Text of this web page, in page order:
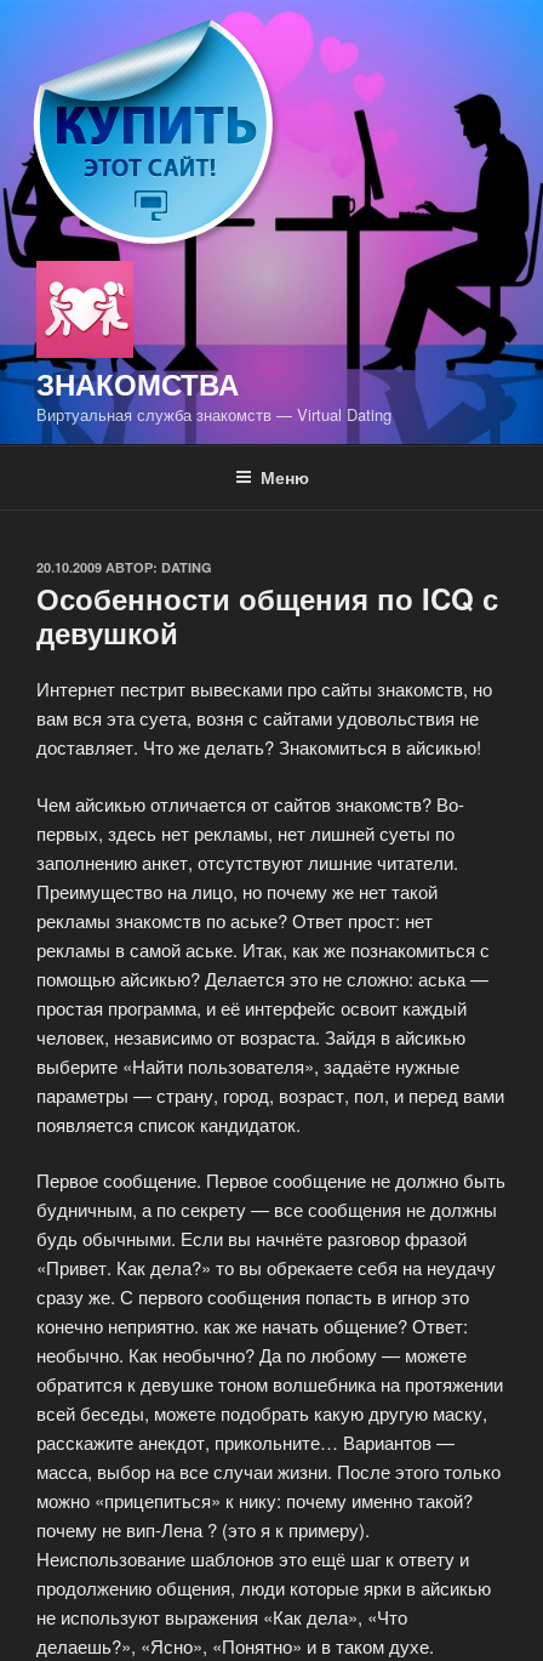
содержимому
ЗНАКОМСТВА
Виртуальная служба знакомств — Virtual Dating
Меню
ОПУБЛИКОВАНО
20.10.2009 АВТОР: DATING
Особенности общения по ICQ с
девушкой
Интернет пестрит вывесками про сайты знакомств, но
вам вся эта суета, возня с сайтами удовольствия не
доставляет. Что же делать? Знакомиться в айсикью!
Чем айсикью отличается от сайтов знакомств? Во-
первых, здесь нет рекламы, нет лишней суеты по
заполнению анкет, отсутствуют лишние читатели.
Преимущество на лицо, но почему же нет такой
рекламы знакомств по аське? Ответ прост: нет
рекламы в самой аське. Итак, как же познакомиться с
помощью айсикью? Делается это не сложно: аська —
простая программа, и её интерфейс освоит каждый
человек, независимо от возраста. Зайдя в айсикью
выберите «Найти пользователя», задаёте нужные
параметры — страну, город, возраст, пол, и перед вами
появляется список кандидаток.
Первое сообщение. Первое сообщение не должно быть
будничным, а по секрету — все сообщения не должны
будь обычными. Если вы начнёте разговор фразой
«Привет. Как дела?» то вы обрекаете себя на неудачу
сразу же. С первого сообщения попасть в игнор это
конечно неприятно. как же начать общение? Ответ:
необычно. Как необычно? Да по любому — можете
обратится к девушке тоном волшебника на протяжении
всей беседы, можете подобрать какую другую маску,
расскажите анекдот, прикольните… Вариантов —
масса, выбор на все случаи жизни. После этого только
можно «прицепиться» к нику: почему именно такой?
почему не вип-Лена ? (это я к примеру).
Неиспользование шаблонов это ещё шаг к ответу и
продолжению общения, люди которые ярки в айсикью
не используют выражения «Как дела», «Что
делаешь?», «Ясно», «Понятно» и в таком духе.